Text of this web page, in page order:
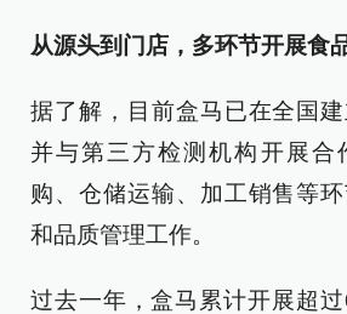
从源头到门店，多环节开展食
据了解，目前盒马已在全国建
并与第三方检测机构开展合
购、仓储运输、加工销售等
和品质管理工作。
过去一年，盒马累计开展超